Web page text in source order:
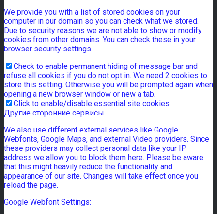
We provide you with a list of stored cookies on your
computer in our domain so you can check what we stored.
Due to security reasons we are not able to show or modify
cookies from other domains. You can check these in your
browser security settings.
Check to enable permanent hiding of message bar and
refuse all cookies if you do not opt in. We need 2 cookies to
store this setting. Otherwise you will be prompted again when
opening a new browser window or new a tab.
Click to enable/disable essential site cookies.
Другие сторонние сервисы
We also use different external services like Google
Webfonts, Google Maps, and external Video providers. Since
these providers may collect personal data like your IP
address we allow you to block them here. Please be aware
that this might heavily reduce the functionality and
appearance of our site. Changes will take effect once you
reload the page.
Google Webfont Settings: